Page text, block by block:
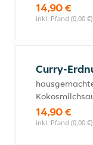
14,90 €
inkl. Pfand (0,00 €)
Curry-
14,90 €
inkl. Pfand (0,00 €)